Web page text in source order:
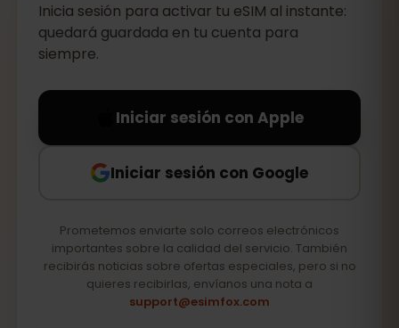
Inicia sesión para activar tu eSIM al instante:
quedará guardada en tu cuenta para
siempre.
Iniciar sesión con Apple
Iniciar sesión con Google
Prometemos enviarte solo correos electrónicos
importantes sobre la calidad del servicio. También
recibirás noticias sobre ofertas especiales, pero si no
quieres recibirlas, envíanos una nota a
support@esimfox.com